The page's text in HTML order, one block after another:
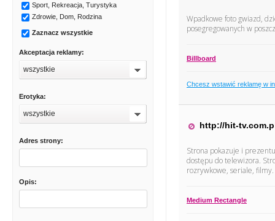
Sport, Rekreacja, Turystyka
Zdrowie, Dom, Rodzina
Zaznacz wszystkie
Akceptacja reklamy:
wszystkie
Erotyka:
wszystkie
Adres strony:
Opis:
Wpadkowe foto gwiazd,
posegregowanych w
Billboard
Chcesz wstawić reklamę w
http://hit-
Strona pokazuje i
dostępu do telewizora.
rozrywkowe, seriale, filmy.
Medium Rectangle